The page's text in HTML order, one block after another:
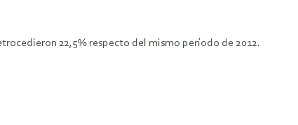
22,5% respecto del mismo período de 2012.